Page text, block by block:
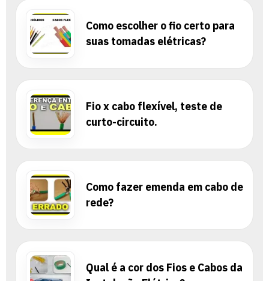
Como escolher o fio certo para
suas tomadas elétricas?
Fio x cabo flexível, teste de
curto-circuito.
Como fazer emenda em cabo de
rede?
Qual é a cor dos Fios e Cabos da